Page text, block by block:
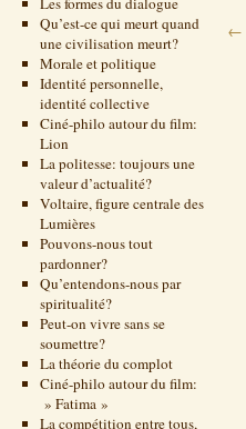
Qu’est-ce qui meurt quand
une civilisation meurt?
Morale et politique
Identité personnelle,
identité collective
Ciné-philo autour du film:
Lion
La politesse: toujours une
valeur d’actualité?
Voltaire, figure centrale des
Lumières
Pouvons-nous tout
pardonner?
Qu’entendons-nous par
spiritualité?
Peut-on vivre sans se
soumettre?
La théorie du complot
Ciné-philo autour du film:
» Fatima »
La compétition entre tous,
←